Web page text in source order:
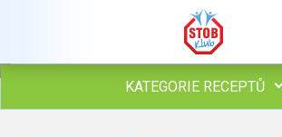
KATEGORIE RECEPTŮ